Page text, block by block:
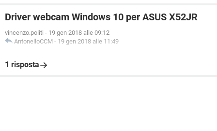
Driver webcam Windows 10 per ASUS X52JR
vincenzo.politi - 19 gen 2018 alle 09:12
AntonelloCCM - 19 gen 2018 alle 11:49
1 risposta